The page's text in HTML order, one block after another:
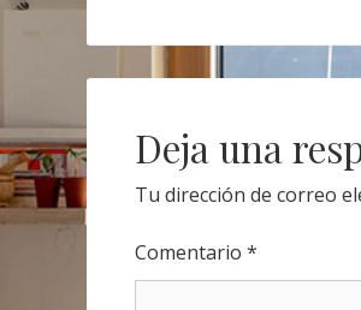
Post
Deja una
Tu dirección de correo
Comentario *